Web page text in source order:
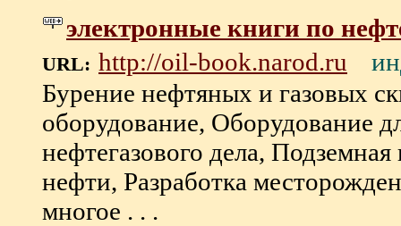
электронные книги по
URL: http://oil-book.narod.ru
Бурение нефтяных и газовых
оборудование, Оборудование
нефтегазового дела,
нефти, Разработка
многое . . .